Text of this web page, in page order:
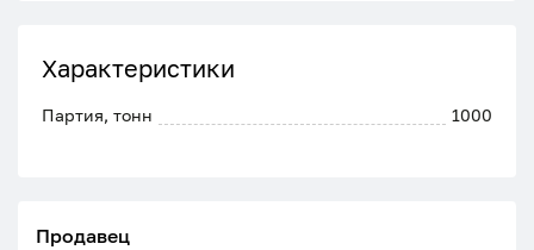
Характеристики
Партия, тонн 1000
Продавец